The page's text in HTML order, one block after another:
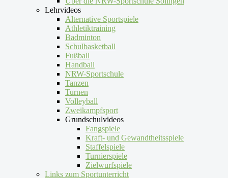
Lehrvideos
Alternative Sportspiele
Athletiktraining
Badminton
Schulbasketball
Fußball
Handball
NRW-Sportschule
Tanzen
Turnen
Volleyball
Zweikampfsport
Grundschulvideos
Fangspiele
Kraft- und Gewandtheitsspiele
Staffelspiele
Turnierspiele
Zielwurfspiele
Links zum Sportunterricht